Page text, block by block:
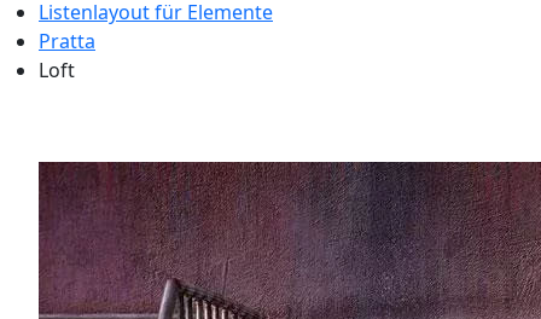
Listenlayout für Elemente
Pratta
Loft